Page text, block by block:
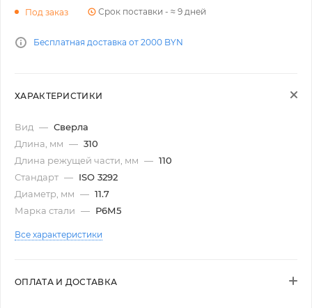
Под заказ Срок поставки - ≈ 9 дней
Бесплатная доставка от 2000 BYN
ХАРАКТЕРИСТИКИ
Вид — Сверла
Длина, мм — 310
Длина режущей части, мм — 110
Стандарт — ISO 3292
Диаметр, мм — 11.7
Марка стали — Р6М5
Все характеристики
ОПЛАТА И ДОСТАВКА